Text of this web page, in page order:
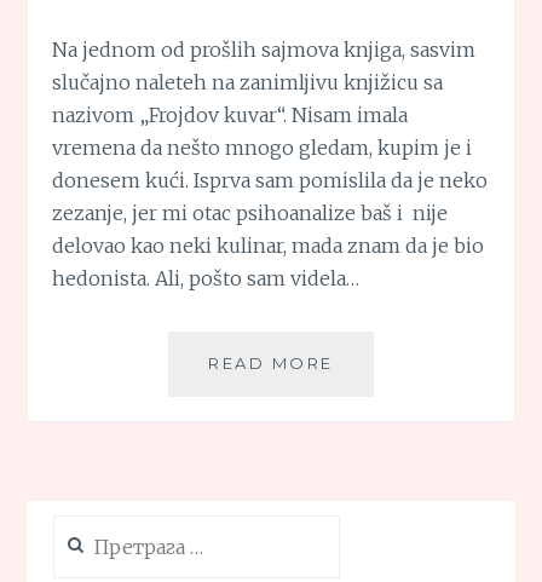
Na jednom od prošlih sajmova knjiga, sasvim
slučajno naleteh na zanimljivu knjižicu sa
nazivom „Frojdov kuvar“. Nisam imala
vremena da nešto mnogo gledam, kupim je i
donesem kući. Isprva sam pomislila da je neko
zezanje, jer mi otac psihoanalize baš i nije
delovao kao neki kulinar, mada znam da je bio
hedonista. Ali, pošto sam videla…
READ MORE
за: